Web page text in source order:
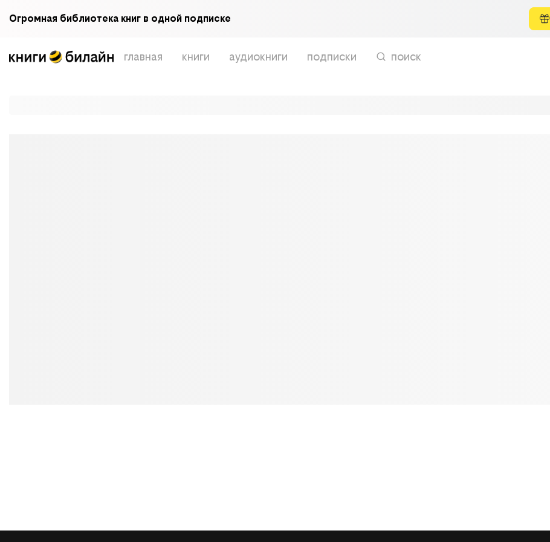
Огромная библиотека книг в одной подписке
главная книги аудиокниги подписки поиск